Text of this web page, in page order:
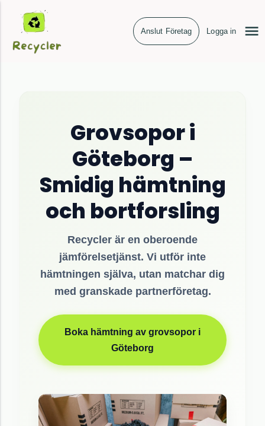
Anslut Företag Logga in
Grovsopor i
Göteborg –
Smidig hämtning
och bortforsling
Recycler är en oberoende
jämförelsetjänst. Vi utför inte
hämtningen själva, utan matchar dig
med granskade partnerföretag.
Boka hämtning av grovsopor i
Göteborg